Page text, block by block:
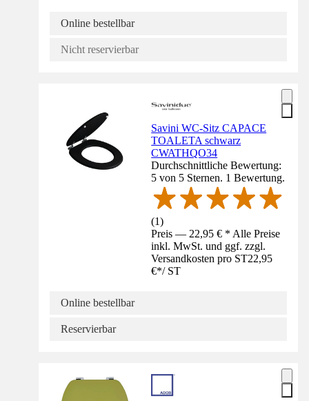
Online bestellbar
Nicht reservierbar
Savini WC-Sitz CAPACE
TOALETA schwarz
CWATHQO34
Durchschnittliche Bewertung:
5 von 5 Sternen. 1 Bewertung.
(1)
Preis — 22,95 € * Alle Preise
inkl. MwSt. und ggf. zzgl.
Versandkosten pro ST22,95
€*/ ST
Online bestellbar
Reservierbar